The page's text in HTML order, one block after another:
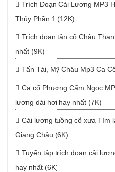
Trích Đoạn Cải Lương MP3
Thủy Phần 1 (12K)
Trích đoạn tân cổ Châu
nhất (9K)
Tấn Tài, Mỹ Châu Mp3 Ca
Ca cổ Phương Cẩm Ngọc
lương dài hơi hay nhất (7K)
Cải lương tuồng cổ xưa Tìm
Giang Châu (6K)
Tuyển tập trích đoạn cải
hay nhất (6K)